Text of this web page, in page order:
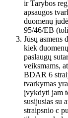
ir Tarybos
apsaugos
duomenų
95/46/EB
Jūsų asmens
kiek
paslaugų
veiksmams,
BDAR 6
tvarkymas
įvykdyti jam
susijusias su
straipsnio c